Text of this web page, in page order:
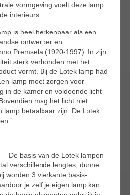
vormgeving voelt deze lamp
interieurs.
is heel herkenbaar als een
ontwerper en
Premsela (1920-1997). In zijn
sterk verbonden met het
vormt. Bij de Lotek lamp had
lamp moet zorgen voor
in de kamer en voldoende licht
mag het licht niet
lamp betaalbaar zijn. De Lotek
De basis van de Lotek lampen
verschillende lengtes, dunne
worden 3 vierkante basis-
je zelf je eigen lamp kan